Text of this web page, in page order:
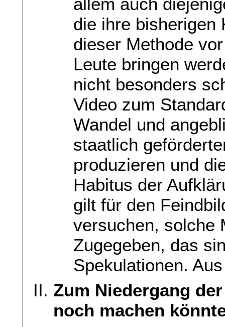
die ihre bisherigen
dieser Methode
Leute bringen
nicht besonders
Video zum
Wandel und
staatlich
produzieren und
Habitus der
gilt für den
versuchen, solche
Zugegeben, das
Spekulationen.
Zum Niedergang
noch machen